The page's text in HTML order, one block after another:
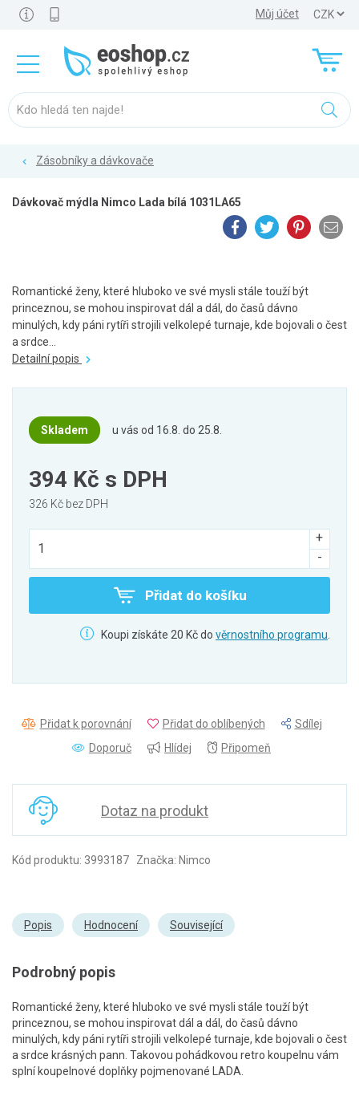
Můj účet
Zásobníky a dávkovače
Dávkovač mýdla Nimco Lada bílá 1031LA65
Romantické ženy, které hluboko ve své mysli stále touží být
princeznou, se mohou inspirovat dál a dál, do časů dávno
minulých, kdy páni rytíři strojili velkolepé turnaje, kde bojovali o čest
a srdce...
Detailní popis
Skladem u vás od 16.8. do 25.8.
394 Kč s DPH
326 Kč bez DPH
Přidat do košíku
Koupi získáte 20 Kč do věrnostního programu
Přidat k porovnání Přidat do oblíbených
Sdílej
Doporuč
Hlídej Připomeň
Dotaz na produkt
Kód produktu: 3993187 Značka: Nimco
Popis Hodnocení Související
Podrobný popis
Romantické ženy, které hluboko ve své mysli stále touží být
princeznou, se mohou inspirovat dál a dál, do časů dávno
minulých, kdy páni rytíři strojili velkolepé turnaje, kde bojovali o čest
a srdce krásných pann. Takovou pohádkovou retro koupelnu vám
splní koupelnové doplňky pojmenované LADA.